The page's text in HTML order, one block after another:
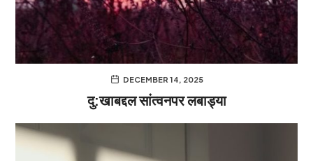
DECEMBER 14, 2025
दु:खाबद्दल सांत्वनपर लबाड्या